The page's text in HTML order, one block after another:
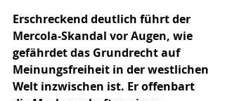
Erschreckend deutlich führt der
Mercola-Skandal vor Augen, wie
gefährdet das Grundrecht auf
Meinungsfreiheit in der westlichen
Welt inzwischen ist. Er offenbart